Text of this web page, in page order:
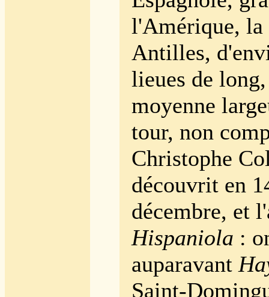
l'Amérique, la
Antilles,
lieues de
moyenne
tour, non
Christophe
découvrit en
décembre, et
Hispaniola :
auparavant
Saint-